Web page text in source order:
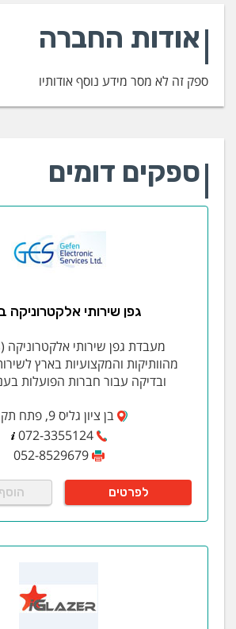
אודות החברה
ספק זה לא מסר מידע נוסף אודותיו
ספקים דומים
גפן שירותי אלקטרוניקה
מהוותיקות והמקצועיות בארץ
ובדיקה עבור חברות הפועלות
בן ציון גליס 9, פתח תקוה
072-3355124
052-8529679
לפרטים